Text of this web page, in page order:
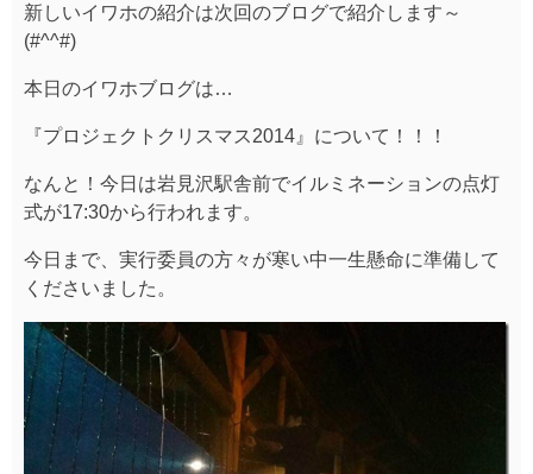
新しいイワホの紹介は次回のブログで紹介します～
(#^^#)
本日のイワホブログは…
『プロジェクトクリスマス2014』について！！！
なんと！今日は岩見沢駅舎前でイルミネーションの点灯
式が17:30から行われます。
今日まで、実行委員の方々が寒い中一生懸命に準備して
くださいました。